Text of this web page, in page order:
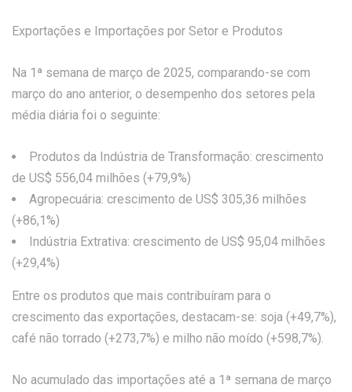
Exportações e Importações por Setor e Produtos
Na 1ª semana de março de 2025, comparando-se com
março do ano anterior, o desempenho dos setores pela
média diária foi o seguinte:
Produtos da Indústria de Transformação: crescimento
de US$ 556,04 milhões (+79,9%)
Agropecuária: crescimento de US$ 305,36 milhões
(+86,1%)
Indústria Extrativa: crescimento de US$ 95,04 milhões
(+29,4%)
Entre os produtos que mais contribuíram para o
crescimento das exportações, destacam-se: soja (+49,7%),
café não torrado (+273,7%) e milho não moído (+598,7%).
No acumulado das importações até a 1ª semana de março